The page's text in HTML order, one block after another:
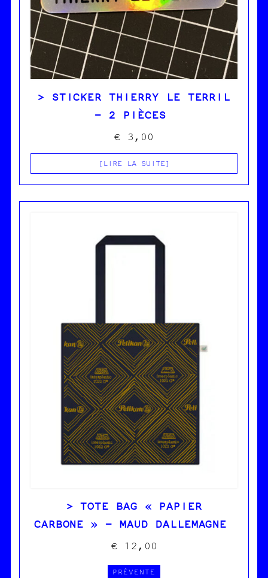
STICKER THIERRY LE TERRIL
– 2 PIÈCES
€ 3,00
LIRE LA SUITE
TOTE BAG « PAPIER
CARBONE » – MAUD DALLEMAGNE
€ 12,00
PRÉVENTE